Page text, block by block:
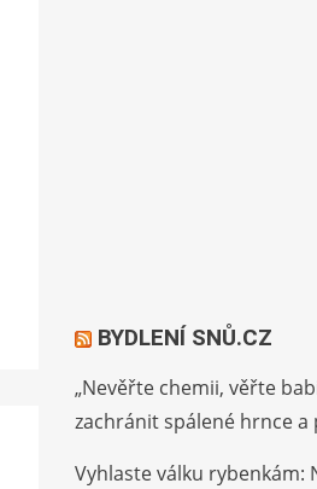
BYDLENÍ SNŮ.CZ
„Nevěřte chemii, věřte
zachránit spálené hrnce a
Vyhlaste válku rybenkám: